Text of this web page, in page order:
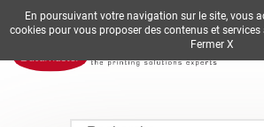
En poursuivant votre navigation sur le site, vous
cookies pour vous proposer des contenus et
Fermer X